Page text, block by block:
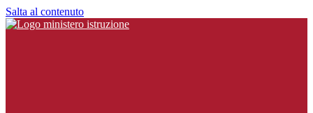
Salta al contenuto